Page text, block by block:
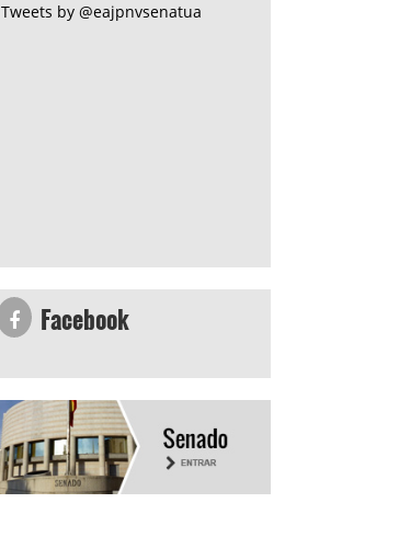
Tweets by @eajpnvsenatua
Facebook